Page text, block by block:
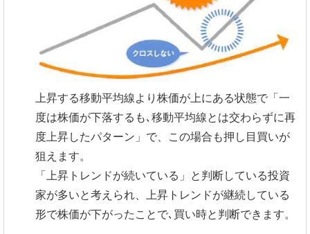
上昇する移動平均線より株価が上にある状態で「一
度は株価が下落するも､移動平均線とは交わらずに再
度上昇したパターン」で、この場合も押し目買いが
狙えます。
「上昇トレンドが続いている」と判断している投資
家が多いと考えられ、上昇トレンドが継続している
形で株価が下がったことで､買い時と判断できます。